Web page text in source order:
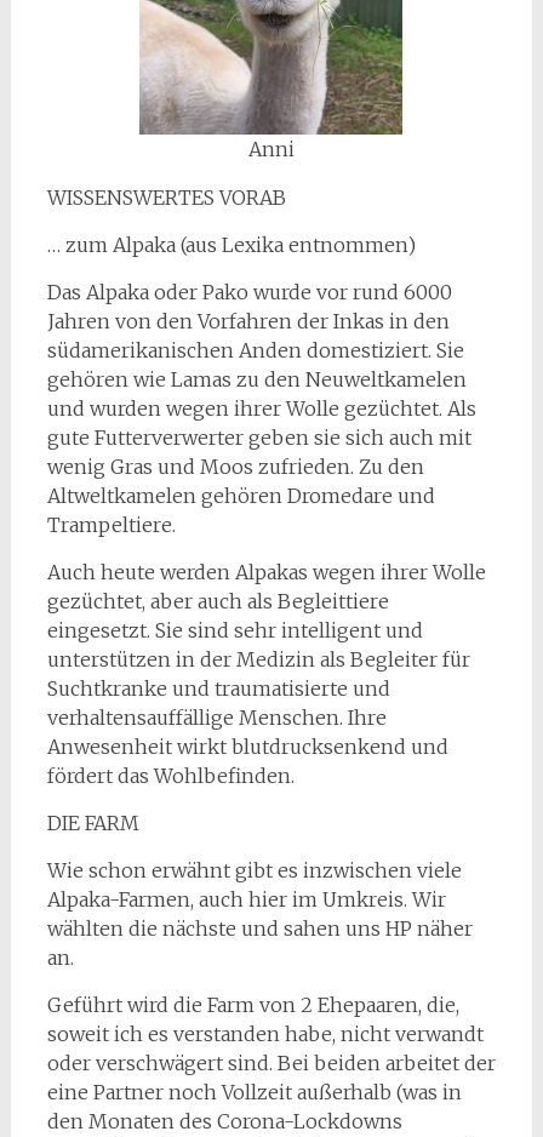
Anni
WISSENSWERTES VORAB
… zum Alpaka (aus Lexika entnommen)
Das Alpaka oder Pako wurde vor rund 6000
Jahren von den Vorfahren der Inkas in den
südamerikanischen Anden domestiziert. Sie
gehören wie Lamas zu den Neuweltkamelen
und wurden wegen ihrer Wolle gezüchtet. Als
gute Futterverwerter geben sie sich auch mit
wenig Gras und Moos zufrieden. Zu den
Altweltkamelen gehören Dromedare und
Trampeltiere.
Auch heute werden Alpakas wegen ihrer Wolle
gezüchtet, aber auch als Begleittiere
eingesetzt. Sie sind sehr intelligent und
unterstützen in der Medizin als Begleiter für
Suchtkranke und traumatisierte und
verhaltensauffällige Menschen. Ihre
Anwesenheit wirkt blutdrucksenkend und
fördert das Wohlbefinden.
DIE FARM
Wie schon erwähnt gibt es inzwischen viele
Alpaka-Farmen, auch hier im Umkreis. Wir
wählten die nächste und sahen uns HP näher
an.
Geführt wird die Farm von 2 Ehepaaren, die,
soweit ich es verstanden habe, nicht verwandt
oder verschwägert sind. Bei beiden arbeitet der
eine Partner noch Vollzeit außerhalb (was in
den Monaten des Corona-Lockdowns